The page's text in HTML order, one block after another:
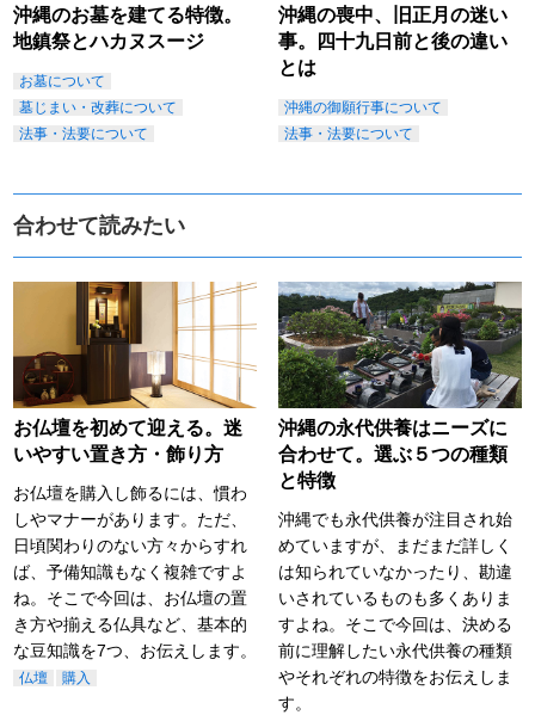
沖縄のお墓を建てる特徴。
地鎮祭とハカヌスージ
お墓について
墓じまい・改葬について
法事・法要について
沖縄の喪中、旧正月の迷い
事。四十九日前と後の違い
とは
沖縄の御願行事について
法事・法要について
合わせて読みたい
お仏壇を初めて迎える。迷
いやすい置き方・飾り方
お仏壇を購入し飾るには、慣わ
しやマナーがあります。ただ、
日頃関わりのない方々からすれ
ば、予備知識もなく複雑ですよ
ね。そこで今回は、お仏壇の置
き方や揃える仏具など、基本的
な豆知識を7つ、お伝えします。
仏壇 購入
沖縄の永代供養はニーズに
合わせて。選ぶ５つの種類
と特徴
沖縄でも永代供養が注目され始
めていますが、まだまだ詳しく
は知られていなかったり、勘違
いされているものも多くありま
すよね。そこで今回は、決める
前に理解したい永代供養の種類
やそれぞれの特徴をお伝えしま
す。